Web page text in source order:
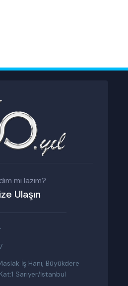
mı lazım?
Ulaşın
İş Hanı, Büyükdere
Sarıyer/İstanbul